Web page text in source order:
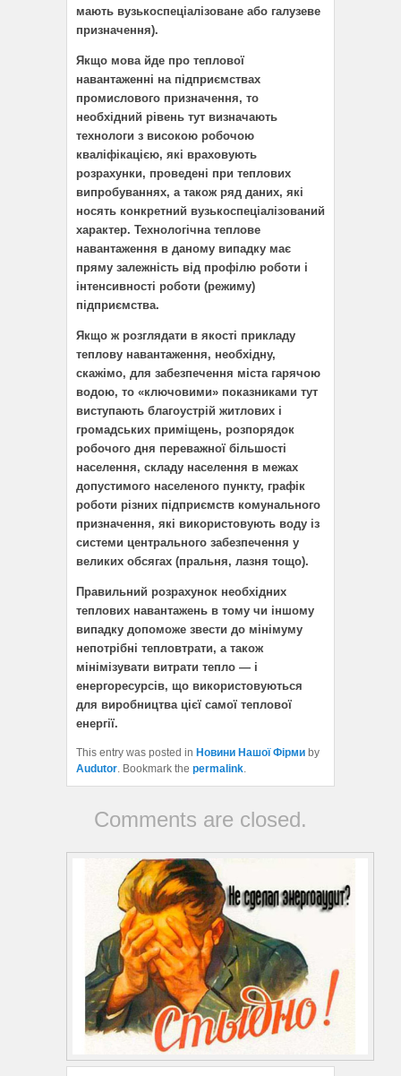
мають вузькоспеціалізоване або галузеве
призначення).
Якщо мова йде про теплової
навантаженні на підприємствах
промислового призначення, то
необхідний рівень тут визначають
технологи з високою робочою
кваліфікацією, які враховують
розрахунки, проведені при теплових
випробуваннях, а також ряд даних, які
носять конкретний вузькоспеціалізований
характер. Технологічна теплове
навантаження в даному випадку має
пряму залежність від профілю роботи і
інтенсивності роботи (режиму)
підприємства.
Якщо ж розглядати в якості прикладу
теплову навантаження, необхідну,
скажімо, для забезпечення міста гарячою
водою, то «ключовими» показниками тут
виступають благоустрій житлових і
громадських приміщень, розпорядок
робочого дня переважної більшості
населення, складу населення в межах
допустимого населеного пункту, графік
роботи різних підприємств комунального
призначення, які використовують воду із
системи центрального забезпечення у
великих обсягах (пральня, лазня тощо).
Правильний розрахунок необхідних
теплових навантажень в тому чи іншому
випадку допоможе звести до мінімуму
непотрібні тепловтрати, а також
мінімізувати витрати тепло — і
енергоресурсів, що використовуються
для виробництва цієї самої теплової
енергії.
This entry was posted in Новини Нашої Фірми by
Audutor . Bookmark the permalink
Comments are closed.